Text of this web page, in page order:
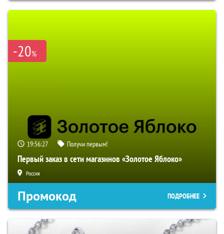
-20%
19:56:26 Получи первым!
Первый заказ в сети магазинов «Золотое Яблоко»
Россия
Промокод ПОДРОБНЕЕ